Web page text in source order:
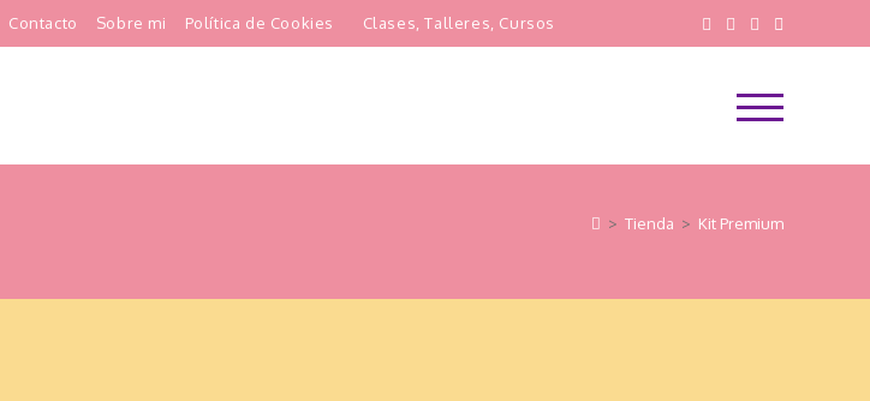
Contacto Sobre mi Política de Cookies Clases, Talleres, Cursos
Menú
> Tienda > Kit Premium